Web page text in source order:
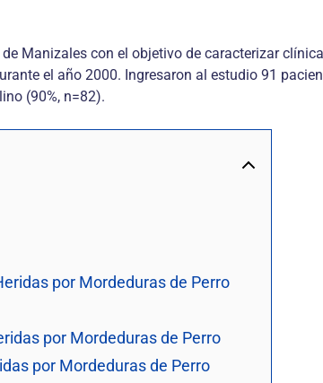
Manizales con el objetivo de caracterizar
el año 2000. Ingresaron al estudio 91
(90%, n=82).
por Mordeduras de Perro
por Mordeduras de Perro
por Mordeduras de Perro